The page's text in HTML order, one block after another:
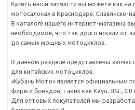
Купить наши запчасти вы можете как на
мотосалонах в Краснодаре, Славянске-
В каталоге нашего интернет-магазина
необходимое, что так долго искали от
до самых мощных мотоциклов.
В данном разделе представлены
для китайских мотоциклов.
«Кубань Мото» является официальным
фирм и брендов, таких как Kayo, BSE,
Для оптовых покупателей мы